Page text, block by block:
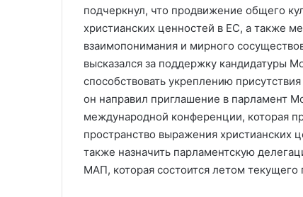
подчеркнул, что продвижение общего
христианских ценностей в ЕС, а также
взаимопонимания и мирного
высказался за поддержку кандидатуры
способствовать укреплению
он направил приглашение в парламент
международной конференции, которая
пространство выражения христианских
также назначить парламентскую
МАП, которая состоится летом текущего